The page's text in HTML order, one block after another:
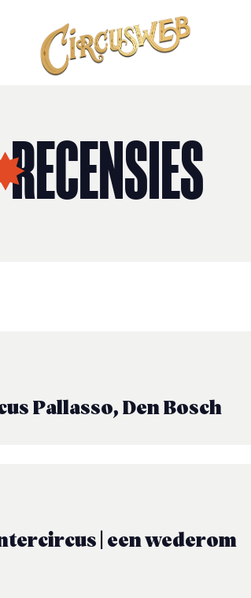
RECENSIES
Pallasso, Den Bosch
| een wederom